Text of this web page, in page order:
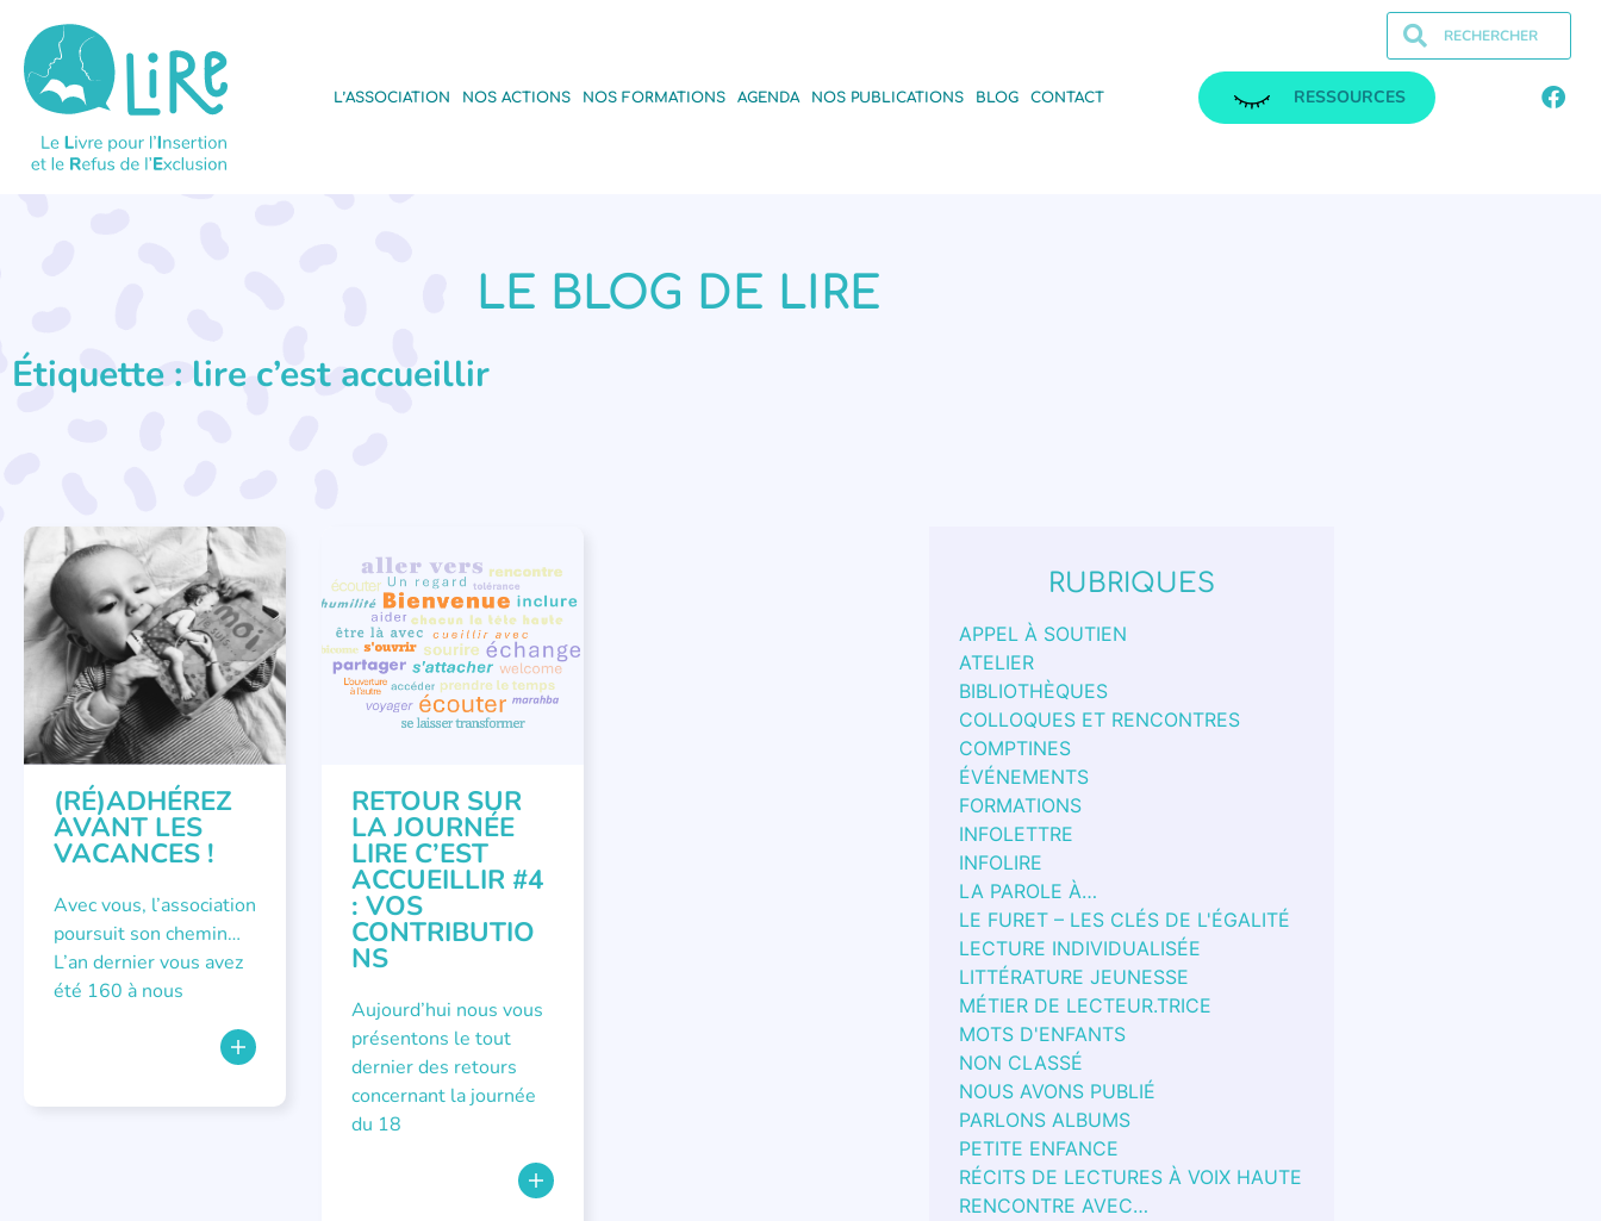
L’ASSOCIATION NOS ACTIONS NOS FORMATIONS AGENDA NOS PUBLICATIONS BLOG CONTACT RESSOURCES
LE BLOG DE LIRE
Étiquette : lire c’est accueillir
APPEL À SOUTIEN
(RÉ)ADHÉREZ
AVANT LES
VACANCES !
Avec vous, l’association
poursuit son chemin…
L’an dernier vous avez
été 160 à nous
COLLOQUES ET RENCONTRES
ÉVÉNEMENTS
RETOUR SUR
LA JOURNÉE
LIRE C’EST
ACCUEILLIR #4
: VOS
CONTRIBUTIO
NS
Aujourd’hui nous vous
présentons le tout
dernier des retours
concernant la journée
du 18
RUBRIQUES
APPEL À SOUTIEN
ATELIER
BIBLIOTHÈQUES
COLLOQUES ET RENCONTRES
COMPTINES
ÉVÉNEMENTS
FORMATIONS
INFOLETTRE
INFOLIRE
LA PAROLE À…
LE FURET – LES CLÉS DE L'ÉGALITÉ
LECTURE INDIVIDUALISÉE
LITTÉRATURE JEUNESSE
MÉTIER DE LECTEUR.TRICE
MOTS D'ENFANTS
NON CLASSÉ
NOUS AVONS PUBLIÉ
PARLONS ALBUMS
PETITE ENFANCE
RÉCITS DE LECTURES À VOIX HAUTE
RENCONTRE AVEC…